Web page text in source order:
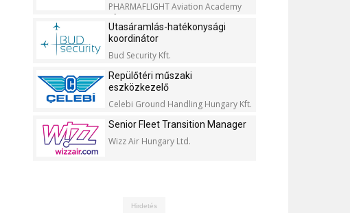
PHARMAFLIGHT Aviation Academy
Kft.
Utasáramlás-hatékonysági
koordinátor
Bud Security Kft.
Repülőtéri műszaki
eszközkezelő
Celebi Ground Handling Hungary Kft.
Senior Fleet Transition Manager
Wizz Air Hungary Ltd.
Hirdetés